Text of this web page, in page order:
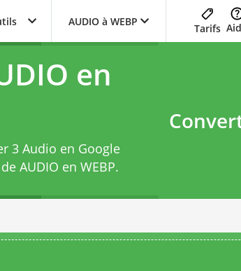
AUDIO à WEBP
Tarifs
en
3 Audio en Google
AUDIO en WEBP.